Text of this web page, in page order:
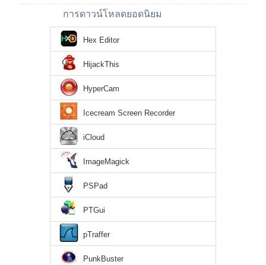
การดาวน์โหลดยอดนิยม
Hex Editor
HijackThis
HyperCam
Icecream Screen Recorder
iCloud
ImageMagick
PSPad
PTGui
pTraffer
PunkBuster